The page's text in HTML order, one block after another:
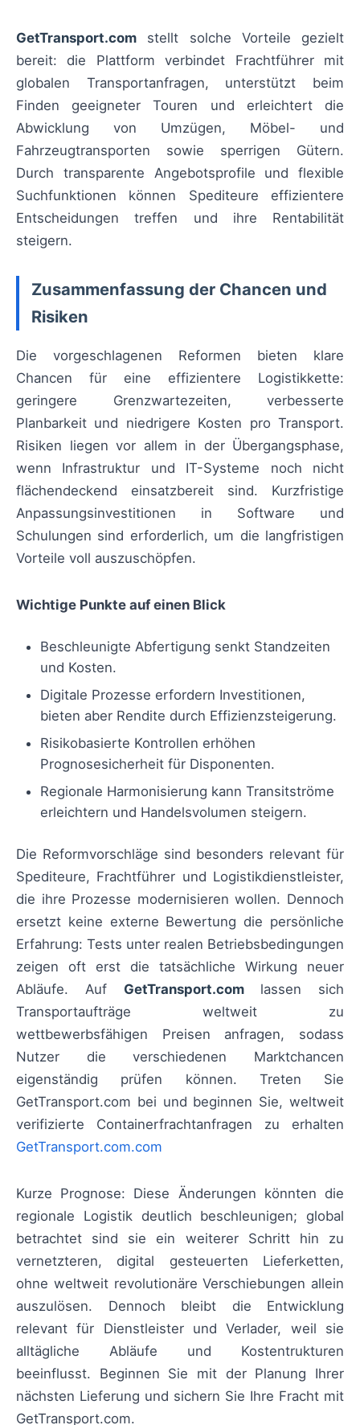
GetTransport.com stellt solche Vorteile gezielt
bereit: die Plattform verbindet Frachtführer mit
globalen Transportanfragen, unterstützt beim
Finden geeigneter Touren und erleichtert die
Abwicklung von Umzügen, Möbel- und
Fahrzeugtransporten sowie sperrigen Gütern.
Durch transparente Angebotsprofile und flexible
Suchfunktionen können Spediteure effizientere
Entscheidungen treffen und ihre Rentabilität
steigern.
Zusammenfassung der Chancen und
Risiken
Die vorgeschlagenen Reformen bieten klare
Chancen für eine effizientere Logistikkette:
geringere Grenzwartezeiten, verbesserte
Planbarkeit und niedrigere Kosten pro Transport.
Risiken liegen vor allem in der Übergangsphase,
wenn Infrastruktur und IT-Systeme noch nicht
flächendeckend einsatzbereit sind. Kurzfristige
Anpassungsinvestitionen in Software und
Schulungen sind erforderlich, um die langfristigen
Vorteile voll auszuschöpfen.
Wichtige Punkte auf einen Blick
Beschleunigte Abfertigung senkt Standzeiten
und Kosten.
Digitale Prozesse erfordern Investitionen,
bieten aber Rendite durch Effizienzsteigerung.
Risikobasierte Kontrollen erhöhen
Prognosesicherheit für Disponenten.
Regionale Harmonisierung kann Transitströme
erleichtern und Handelsvolumen steigern.
Die Reformvorschläge sind besonders relevant für
Spediteure, Frachtführer und Logistikdienstleister,
die ihre Prozesse modernisieren wollen. Dennoch
ersetzt keine externe Bewertung die persönliche
Erfahrung: Tests unter realen Betriebsbedingungen
zeigen oft erst die tatsächliche Wirkung neuer
Abläufe. Auf GetTransport.comlassen sich
Transportaufträge weltweit zu
wettbewerbsfähigen Preisen anfragen, sodass
Nutzer die verschiedenen Marktchancen
eigenständig prüfen können. Treten Sie
GetTransport.com bei und beginnen Sie, weltweit
verifizierte Containerfrachtanfragen zu erhalten
GetTransport.com.com
Kurze Prognose: Diese Änderungen könnten die
regionale Logistik deutlich beschleunigen; global
betrachtet sind sie ein weiterer Schritt hin zu
vernetzteren, digital gesteuerten Lieferketten,
ohne weltweit revolutionäre Verschiebungen allein
auszulösen. Dennoch bleibt die Entwicklung
relevant für Dienstleister und Verlader, weil sie
alltägliche Abläufe und Kostentrukturen
beeinflusst. Beginnen Sie mit der Planung Ihrer
nächsten Lieferung und sichern Sie Ihre Fracht mit
GetTransport.com.